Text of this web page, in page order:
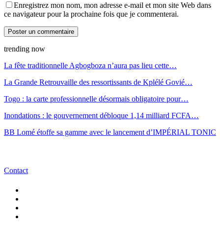
Enregistrez mon nom, mon adresse e-mail et mon site Web dans
ce navigateur pour la prochaine fois que je commenterai.
trending now
La fête traditionnelle Agbogboza n’aura pas lieu cette…
La Grande Retrouvaille des ressortissants de Kplélé Govié…
Togo : la carte professionnelle désormais obligatoire pour…
Inondations : le gouvernement débloque 1,14 milliard FCFA…
BB Lomé étoffe sa gamme avec le lancement d’IMPÉRIAL TONIC
Contact